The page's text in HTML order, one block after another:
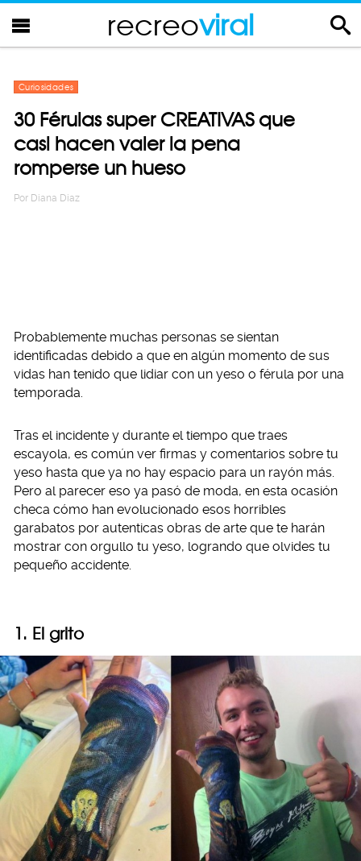
recreoviral
Curiosidades
30 Férulas super CREATIVAS que
casi hacen valer la pena
romperse un hueso
Por Diana Diaz
Probablemente muchas personas se sientan
identificadas debido a que en algún momento de sus
vidas han tenido que lidiar con un yeso o férula por una
temporada.
Tras el incidente y durante el tiempo que traes
escayola, es común ver firmas y comentarios sobre tu
yeso hasta que ya no hay espacio para un rayón más.
Pero al parecer eso ya pasó de moda, en esta ocasión
checa cómo han evolucionado esos horribles
garabatos por autenticas obras de arte que te harán
mostrar con orgullo tu yeso, logrando que olvides tu
pequeño accidente.
1. El grito